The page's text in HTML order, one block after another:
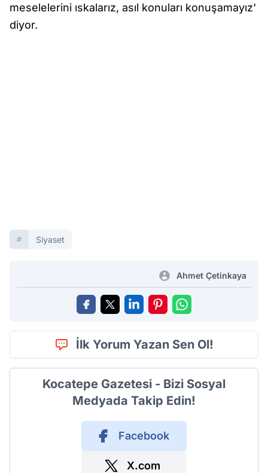
meselelerini ıskalarız, asıl konuları konuşamayız'
diyor.
Siyaset
Ahmet Çetinkaya
İlk Yorum Yazan Sen Ol!
Kocatepe Gazetesi - Bizi Sosyal
Medyada Takip Edin!
Facebook
X.com